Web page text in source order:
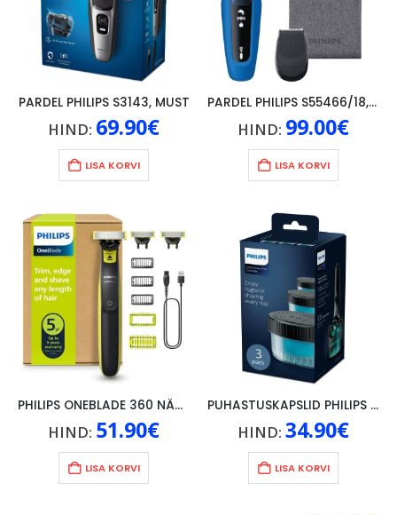
PARDEL PHILIPS S3143, MUST
HIND: 69.90€
LISA KORVI
PARDEL PHILIPS S55466/18, WET/DRY, SININE
HIND: 99.00€
LISA KORVI
PHILIPS ONEBLADE 360 NÄGU JA KEHA
HIND: 51.90€
LISA KORVI
PUHASTUSKAPSLID PHILIPS 3TK
HIND: 34.90€
LISA KORVI